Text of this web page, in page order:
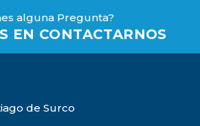
alguna Pregunta?
EN CONTACTARNOS
de Surco